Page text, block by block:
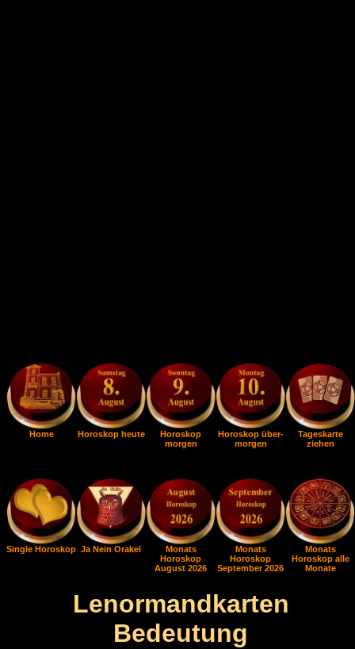
Home Horoskop heute
Horoskop
morgen
Horoskop über-
morgen
Tageskarte
ziehen
Single Horoskop Ja Nein Orakel
Monats
Horoskop
August 2026
Monats
Horoskop
September 2026
Monats
Horoskop alle
Monate
Lenormandkarten
Bedeutung